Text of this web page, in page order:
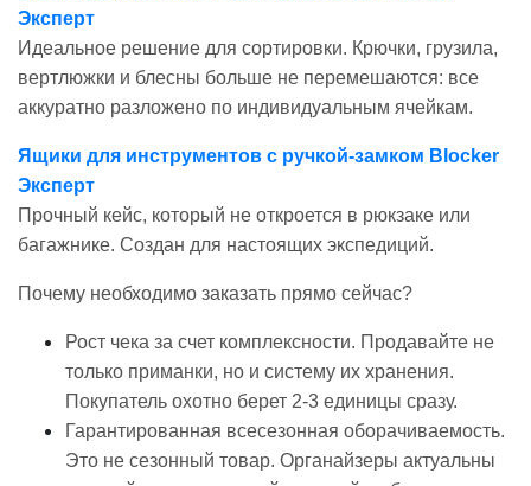
Эксперт
Идеальное решение для сортировки. Крючки, грузила,
вертлюжки и блесны больше не перемешаются: все
аккуратно разложено по индивидуальным ячейкам.
Ящики для инструментов с ручкой-замком Blocker
Эксперт
Прочный кейс, который не откроется в рюкзаке или
багажнике. Создан для настоящих экспедиций.
Почему необходимо заказать прямо сейчас?
Рост чека за счет комплексности. Продавайте не
только приманки, но и систему их хранения.
Покупатель охотно берет 2-3 единицы сразу.
Гарантированная всесезонная оборачиваемость.
Это не сезонный товар. Органайзеры актуальны